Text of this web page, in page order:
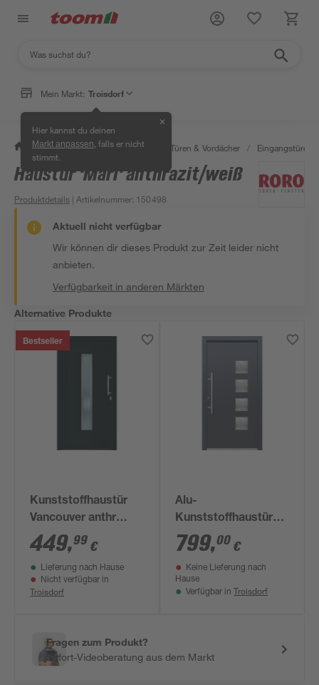
Mein Markt: Troisdorf
Hier kannst du deinen
Markt anpassen , falls er nicht
stimmt.
✕
/ Bauen & Renovieren / Fenster, Türen & Vordächer / Eingangstüren
Haustür 'Marl' anthrazit/weiß
Produktdetails | Artikelnummer: 150498
Aktuell nicht verfügbar
Wir können dir dieses Produkt zur Zeit leider nicht
anbieten.
Verfügbarkeit in anderen Märkten
Alternative Produkte
Bestseller
Kunststoffhaustür
Vancouver anthr
1000x2100mm DIN
R
449,99 €
Lieferung nach Hause
Nicht verfügbar in
Troisdorf
Alu-
Kunststoffhaustür
'Lugano'
anthrazit/weiß 110 x
210 cm, Anschlag
links
799,00 €
Keine Lieferung nach
Hause
Verfügbar in Troisdorf
Fragen zum Produkt?
Sofort-Videoberatung aus dem Markt